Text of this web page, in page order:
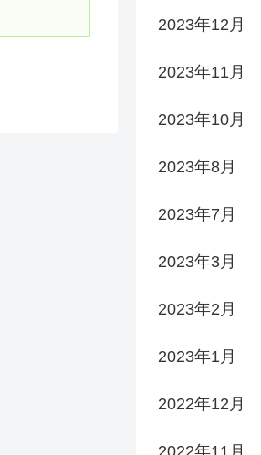
2023年12月
2023年11月
2023年10月
2023年8月
2023年7月
2023年3月
2023年2月
2023年1月
2022年12月
2022年11月